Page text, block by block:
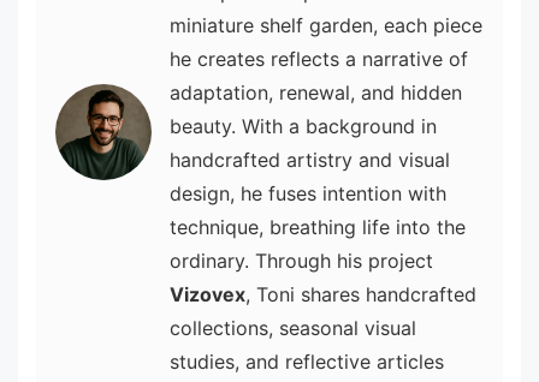
miniature shelf garden, each piece
he creates reflects a narrative of
adaptation, renewal, and hidden
beauty. With a background in
handcrafted artistry and visual
design, he fuses intention with
technique, breathing life into the
ordinary. Through his project
Vizovex, Toni shares handcrafted
collections, seasonal visual
studies, and reflective articles